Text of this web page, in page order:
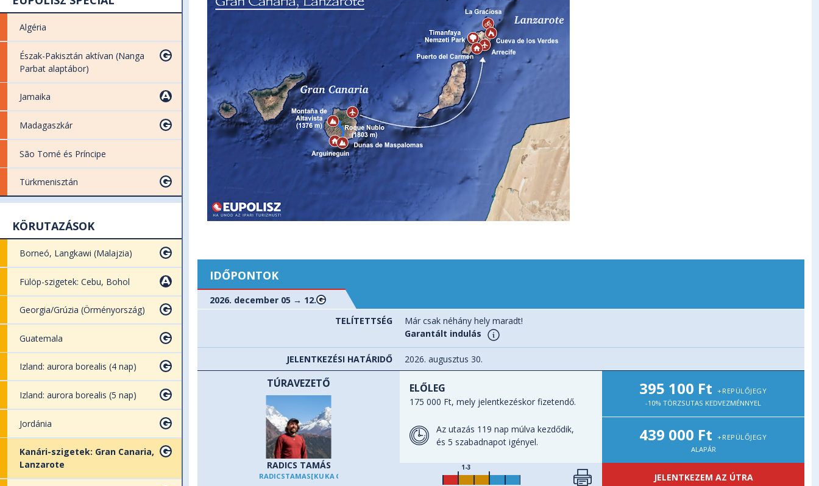
Algéria
Észak-Pakisztán aktívan (Nanga
Parbat alaptábor)
Jamaika
Madagaszkár
São Tomé és Príncipe
Türkmenisztán
KÖRUTAZÁSOK
Borneó, Langkawi (Malajzia)
Fülöp-szigetek: Cebu, Bohol
Georgia/Grúzia (Örményország)
Guatemala
Izland: aurora borealis (4 nap)
Izland: aurora borealis (5 nap)
Jordánia
Kanári-szigetek: Gran Canaria,
Lanzarote
IDŐPONTOK
2026. december 05 → 12.
TELÍTETTSÉG
Már csak néhány hely maradt!
Garantált indulás
JELENTKEZÉSI HATÁRIDŐ 2026. augusztus 30.
TÚRAVEZETŐ
RADICS TAMÁS
RADICSTAMAS[KUKAC]
ELŐLEG
175 000 Ft, mely jelentkezéskor fizetendő.
Az utazás 119 nap múlva kezdődik,
és 5 szabadnapot igényel.
1-3
395 100 Ft
+REPÜLŐJEGY
-10% TÖRZSUTAS KEDVEZMÉNNYEL
439 000 Ft
+REPÜLŐJEGY
ALAPÁR
JELENTKEZEM AZ ÚTRA